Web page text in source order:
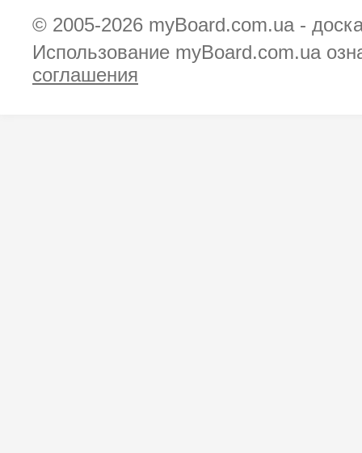
© 2005-2026 myBoard.com.ua -
Использование myBoard.com.ua
соглашения